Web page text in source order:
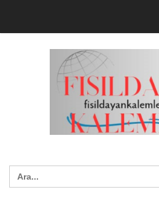
Search
for: